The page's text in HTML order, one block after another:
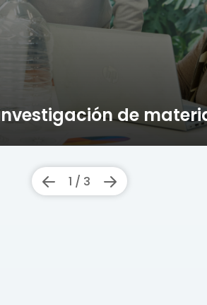
de
1 / 3